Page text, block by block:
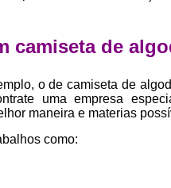
camiseta de
o de camiseta de
uma empresa
maneira e materias
como: